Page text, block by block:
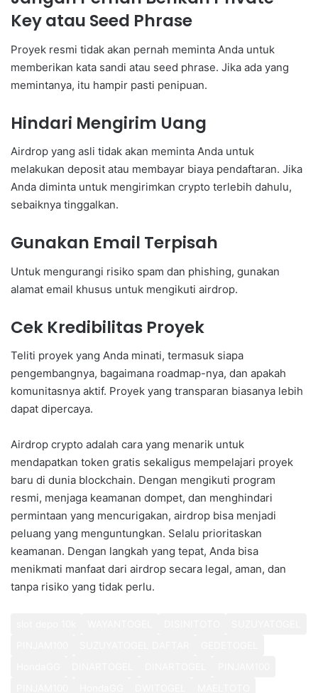
Key atau Seed Phrase
Proyek resmi tidak akan pernah meminta Anda untuk
memberikan kata sandi atau seed phrase. Jika ada yang
memintanya, itu hampir pasti penipuan.
Hindari Mengirim Uang
Airdrop yang asli tidak akan meminta Anda untuk
melakukan deposit atau membayar biaya pendaftaran. Jika
Anda diminta untuk mengirimkan crypto terlebih dahulu,
sebaiknya tinggalkan.
Gunakan Email Terpisah
Untuk mengurangi risiko spam dan phishing, gunakan
alamat email khusus untuk mengikuti airdrop.
Cek Kredibilitas Proyek
Teliti proyek yang Anda minati, termasuk siapa
pengembangnya, bagaimana roadmap-nya, dan apakah
komunitasnya aktif. Proyek yang transparan biasanya lebih
dapat dipercaya.
Airdrop crypto adalah cara yang menarik untuk
mendapatkan token gratis sekaligus mempelajari proyek
baru di dunia blockchain. Dengan mengikuti program
resmi, menjaga keamanan dompet, dan menghindari
permintaan yang mencurigakan, airdrop bisa menjadi
peluang yang menguntungkan. Selalu prioritaskan
keamanan. Dengan langkah yang tepat, Anda bisa
menikmati manfaat dari airdrop secara legal, aman, dan
tanpa risiko yang tidak perlu.